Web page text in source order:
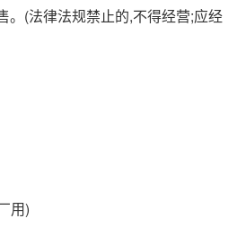
。(法律法规禁止的,不得经营;应经
用)